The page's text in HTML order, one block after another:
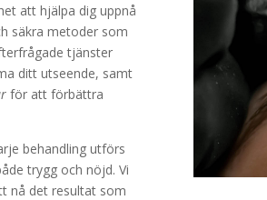
att hjälpa dig uppnå
säkra metoder som
tjänster
ditt utseende, samt
för att förbättra
behandling utförs
trygg och nöjd. Vi
nå det resultat som